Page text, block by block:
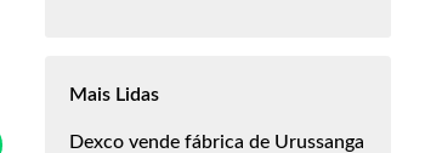
Mais Lidas
Dexco vende fábrica de Urussanga